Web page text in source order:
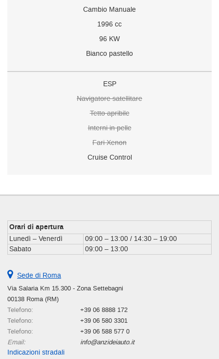
Cambio Manuale
1996 cc
96 KW
Bianco pastello
ESP
Navigatore satellitare
Tetto apribile
Interni in pelle
Fari Xenon
Cruise Control
Orari di apertura
Lunedì – Venerdì
09:00 – 13:00 / 14:30 – 19:00
Sabato
09:00 – 13:00
Sede di Roma
Via Salaria Km 15.300 - Zona Settebagni
00138 Roma (RM)
Telefono:
+39 06 8888 172
Telefono:
+39 06 580 3301
Telefono:
+39 06 588 577 0
Email:
info@anzideiauto.it
Indicazioni stradali